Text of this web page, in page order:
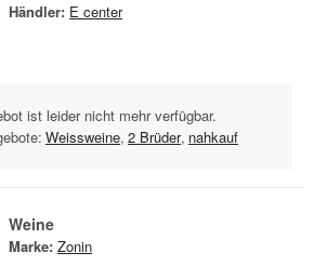
Händler: E center
ist leider nicht mehr verfügbar.
Weissweine, 2 Brüder, nahkauf
Weine
Marke: Zonin